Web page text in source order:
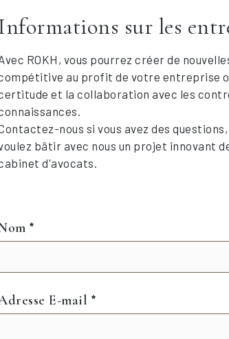
sur les
ROKH, vous pourrez créer de
au profit de votre entreprise
et la collaboration avec les
nous si vous avez des
bâtir avec nous un projet innovant
d'avocats.
E-mail